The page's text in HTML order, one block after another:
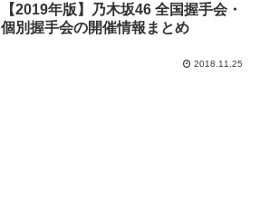
【2019年版】乃木坂46 全国握手会・
個別握手会の開催情報まとめ
2018.11.25